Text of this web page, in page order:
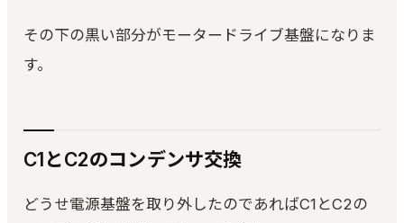
その下の黒い部分がモータードライブ基盤になりま
す。
C1とC2のコンデンサ交換
どうせ電源基盤を取り外したのであればC1とC2の